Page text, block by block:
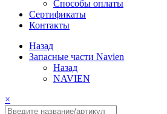
Способы оплаты
Сертификаты
Контакты
Назад
Запасные части Navien
Назад
NAVIEN
×